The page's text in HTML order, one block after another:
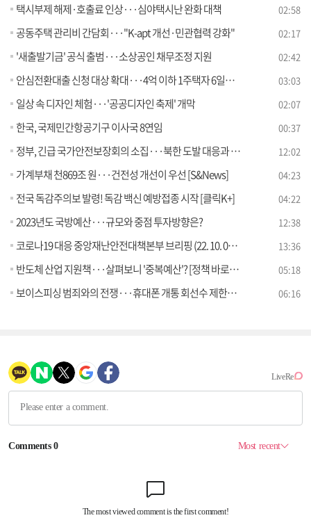
택시부제 해제·호출료 인상···심야택시난 완화 대책 02:58
공동주택 관리비 간담회···"K-apt 개선·민관협력 강화" 02:17
'새출발기금' 공식 출범···소상공인 채무조정 지원 02:42
안심전환대출 신청 대상 확대···4억 이하 1주택자 6일부터 신청 03:03
일상 속 디자인 체험···'공공디자인 축제' 개막 02:07
한국, 국제민간항공기구 이사국 8연임 00:37
정부, 긴급 국가안전보장회의 소집···북한 도발 대응과 향후 과제는? 12:02
가계부채 천869조 원···건전성 개선이 우선 [S&News] 04:23
전국 독감주의보 발령! 독감 백신 예방접종 시작 [클릭K+] 04:22
2023년도 국방예산···규모와 중점 투자방향은? 12:38
코로나19 대응 중앙재난안전대책본부 브리핑 (22. 10. 05. 11시) 13:36
반도체 산업 지원책···살펴보니 '중복예산'? [정책 바로보기] 05:18
보이스피싱 범죄와의 전쟁···휴대폰 개통 회선수 제한된다? [정책 바로보기] 06:16